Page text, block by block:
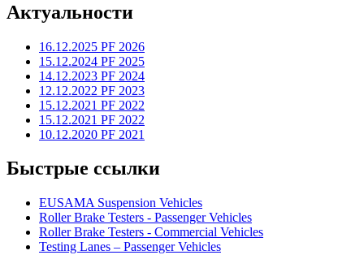
Aктуальности
16.12.2025 PF 2026
15.12.2024 PF 2025
14.12.2023 PF 2024
12.12.2022 PF 2023
15.12.2021 PF 2022
15.12.2021 PF 2022
10.12.2020 PF 2021
Быстрые ссылки
EUSAMA Suspension Vehicles
Roller Brake Testers - Passenger Vehicles
Roller Brake Testers - Commercial Vehicles
Testing Lanes – Passenger Vehicles